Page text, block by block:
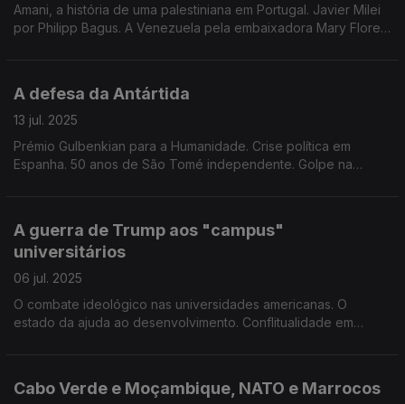
Amani, a história de uma palestiniana em Portugal. Javier Milei
por Philipp Bagus. A Venezuela pela embaixadora Mary Flores.
A defesa da Antártida
13 jul. 2025
Prémio Gulbenkian para a Humanidade. Crise política em
Espanha. 50 anos de São Tomé independente. Golpe na
A guerra de Trump aos "campus"
universitários
06 jul. 2025
O combate ideológico nas universidades americanas. O
estado da ajuda ao desenvolvimento. Conflitualidade em
Cabo Verde e Moçambique, NATO e Marrocos